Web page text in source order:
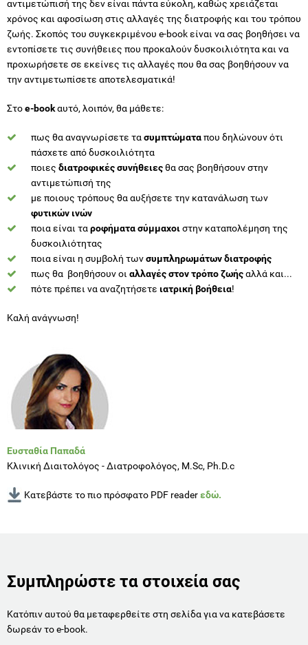
αντιμετώπισή της δεν είναι πάντα εύκολη, καθώς χρειάζεται
χρόνος και αφοσίωση στις αλλαγές της διατροφής και του τρόπου
ζωής. Σκοπός του συγκεκριμένου e-book είναι να σας βοηθήσει να
εντοπίσετε τις συνήθειες που προκαλούν δυσκοιλιότητα και να
προχωρήσετε σε εκείνες τις αλλαγές που θα σας βοηθήσουν να
την αντιμετωπίσετε αποτελεσματικά!
Στοe-bookαυτό, λοιπόν, θα μάθετε:
πως θα αναγνωρίσετε τασυμπτώματαπου δηλώνουν ότι
πάσχετε από δυσκοιλιότητα
ποιες διατροφικές συνήθειεςθα σας βοηθήσουν στην
αντιμετώπισή της
με ποιους τρόπους θα αυξήσετε την κατανάλωση των
φυτικών ινών
ποια είναι ταροφήματα σύμμαχοιστην καταπολέμηση της
δυσκοιλιότητας
ποια είναι η συμβολή τωνσυμπληρωμάτων διατροφής
πως θα βοηθήσουν οι αλλαγές στον τρόπο ζωήςαλλά και...
πότε πρέπει να αναζητήσετε ιατρική βοήθεια!
Καλή ανάγνωση!
Ευσταθία Παπαδά
Κλινική Διαιτολόγος - Διατροφολόγος, M.Sc, Ph.D.c
Κατεβάστε το πιο πρόσφατο PDF readerεδώ.
Συμπληρώστε τα στοιχεία σας
Κατόπιν αυτού θα μεταφερθείτε στη σελίδα για να κατεβάσετε
δωρεάν το e-book.